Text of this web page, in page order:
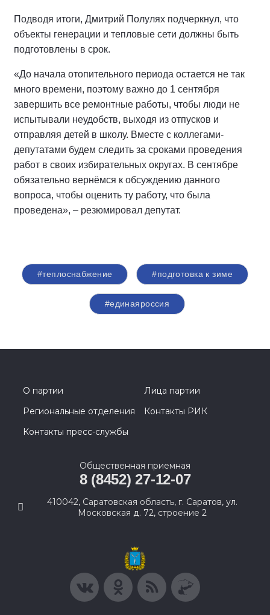
Подводя итоги, Дмитрий Полулях подчеркнул, что
объекты генерации и тепловые сети должны быть
подготовлены в срок.
«До начала отопительного периода остается не так
много времени, поэтому важно до 1 сентября
завершить все ремонтные работы, чтобы люди не
испытывали неудобств, выходя из отпусков и
отправляя детей в школу. Вместе с коллегами-
депутатами будем следить за сроками проведения
работ в своих избирательных округах. В сентябре
обязательно вернёмся к обсуждению данного
вопроса, чтобы оценить ту работу, что была
проведена», – резюмировал депутат.
#теплоснабжение #подготовка к зиме
#единаяроссия
О партии
Лица партии
Региональные отделения
Контакты РИК
Контакты пресс-службы
Общественная приемная
8 (8452) 27-12-07
410042, Саратовская область, г. Саратов, ул.
Московская д. 72, строение 2